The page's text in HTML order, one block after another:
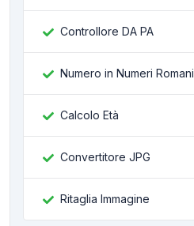
Controllore DA PA
Numero in Numeri Romani
Calcolo Età
Convertitore JPG
Ritaglia Immagine